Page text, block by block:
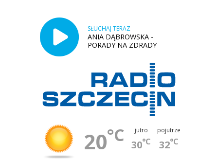
SŁUCHAJ TERAZ
ANIA DĄBROWSKA -
PORADY NA ZDRADY
20°C jutro
30°C
pojutrze
32°C